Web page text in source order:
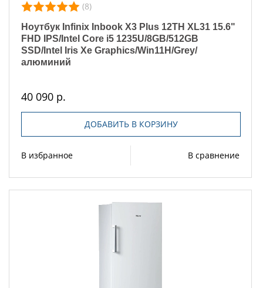
(8)
Ноутбук Infinix Inbook X3 Plus 12TH XL31 15.6"
FHD IPS/Intel Core i5 1235U/8GB/512GB
SSD/Intel Iris Xe Graphics/Win11H/Grey/
алюминий
40 090 р.
ДОБАВИТЬ В КОРЗИНУ
В избранное В сравнение